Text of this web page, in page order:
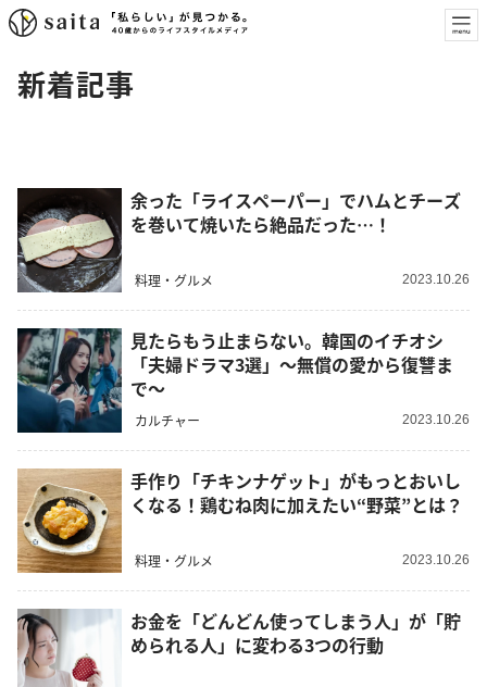
新着記事
余った「ライスペーパー」でハムとチーズ
を巻いて焼いたら絶品だった…！
料理・グルメ 2023.10.26
見たらもう止まらない。韓国のイチオシ
「夫婦ドラマ3選」～無償の愛から復讐ま
で～
カルチャー 2023.10.26
手作り「チキンナゲット」がもっとおいし
くなる！鶏むね肉に加えたい“野菜”とは？
料理・グルメ 2023.10.26
お金を「どんどん使ってしまう人」が「貯
められる人」に変わる3つの行動